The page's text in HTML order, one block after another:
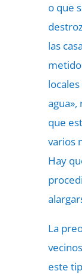
o que
las
que
varios
Hay
La
este